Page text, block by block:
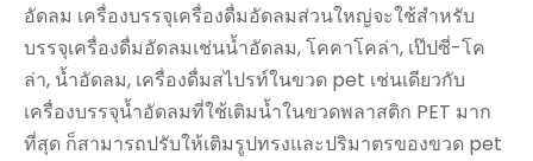
อัดลม เครื่องบรรจุเครื่องดื่มอัดลมส่วนใหญ่จะใช้สำหรับ
บรรจุเครื่องดื่มอัดลมเช่นน้ำอัดลม, โคคาโคล่า, เป๊ปซี่-โค
ล่า, น้ำอัดลม, เครื่องดื่มสไปรท์ในขวด pet เช่นเดียวกับ
เครื่องบรรจุน้ำอัดลมที่ใช้เติมน้ำในขวดพลาสติก PET มาก
ที่สุด ก็สามารถปรับให้เติมรูปทรงและปริมาตรของขวด pet